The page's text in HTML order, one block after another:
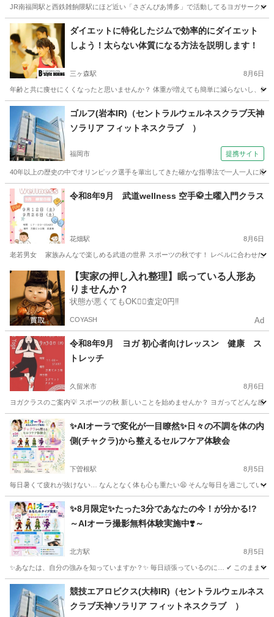
JR南福岡駅と西鉄雑餉隈駅にほど近い「さざんぴあ博多」で活動してるヨガサークル
福岡 福岡市 雑餉隈駅 ヨガ 男性
ダイエットに特化したジムで効率的にダイエット
しよう！太らない体質になる方法を説明します！
三ヶ森駅 8月6日
年齢と共に痩せにくくなったと思いませんか？ 体重が増えても簡単に減らないし、
福岡 北九州市 三ヶ森駅 その他
ゴルフ(岩本IR)（セントラルウェルネスクラブ天神
ソラリア フィットネスクラブ ）
福岡市 提携サイト
40年以上の歴史の中でオリンピック選手を輩出してきた確かな指導法で一人一人に応
福岡 福岡市 ゴルフ
令和8年9月 武道wellness 空手🥋土曜入門クラス
花畑駅 8月6日
老若男女 家族みんなで楽しめる武道の世界 スポーツの秋です！ レベルに合わせたク
福岡 久留米市 花畑駅 スポーツ 仲間
【実家の押し入れ整理】眠っている人形あ
りませんか？
状態が悪くてもOK🙆‍♀️査定0円‼️
COYASH Ad
令和8年9月 ヨガ 初心者向けレッスン 健康 ス
トレッチ
久留米市 8月6日
ヨガクラスのご案内💡 スポーツの秋 新しいことを始めませんか？ ヨガってどんな感
福岡 久留米市 ヨガ 料金
✨AIオーラで変化が一目瞭然✨日々の不調を体の内
側(チャクラ)から整えるセルフケア体験会
下曽根駅 8月5日
毎日暑くて疲れが抜けない… なんとなく体も心も重たい😫 そんな毎日を過ごしてい
福岡 北九州市 下曽根駅 ヨガ オーラ
✨8月限定✨たった3分であなたの今！が分かる!?
～AIオーラ撮影無料体験実施中❣️～
北方駅 8月5日
✨あなたは、自分の強みを知っていますか？✨ 毎日頑張っているのに… ✔ このまま
福岡 北九州市 北方駅 ヨガ オーラ
競技エアロビクス(大柿IR)（セントラルウェルネス
クラブ天神ソラリア フィットネスクラブ ）